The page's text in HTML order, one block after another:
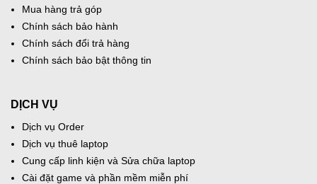
Mua hàng trả góp
Chính sách bảo hành
Chính sách đổi trả hàng
Chính sách bảo bật thông tin
DỊCH VỤ
Dịch vụ Order
Dịch vụ thuê laptop
Cung cấp linh kiện và Sửa chữa laptop
Cài đặt game và phần mềm miễn phí